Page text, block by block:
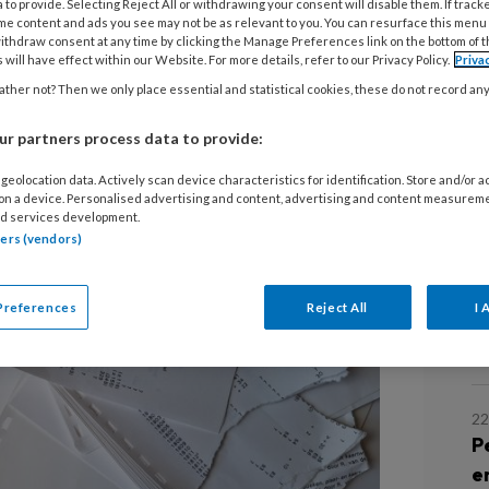
verhuizen naar een andere plaats.
Maar contracten die je hebt
verandering.
to provide. Selecting Reject All or withdrawing your consent will disable them. If
content and ads you see may not be as relevant to you. You can resurface this
consent at any time by clicking the Manage Preferences link on the bottom of
will have effect within our Website. For more details, refer to our Privacy Policy.
not? Then we only place essential and statistical cookies, these do not record
partners process data to provide:
data. Actively scan device characteristics for identification. Store and/or
a device. Personalised advertising and content, advertising and content
services development.
(vendors)
Reject All I